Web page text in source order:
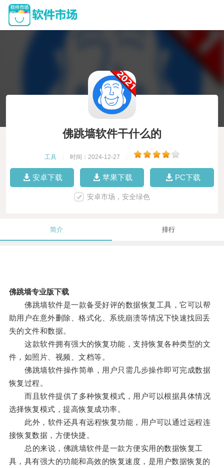
佛跳墙软件干什么的
工具 时间：2024-12-27
安卓下载 苹果下载 PC下载
安卓市场，安全绿色
简介 排行
佛跳墙专业版下载
佛跳墙软件是一款备受好评的数据恢复工具，它可以帮
助用户在意外删除、格式化、系统崩溃等情况下快速找回丢
失的文件和数据。
这款软件拥有强大的恢复功能，支持恢复各种类型的文
件，如照片、视频、文档等。
佛跳墙软件操作简单，用户只需几步操作即可完成数据
恢复过程。
而且软件提供了多种恢复模式，用户可以根据具体情况
选择恢复模式，提高恢复成功率。
此外，软件还具有远程恢复功能，用户可以通过远程连
接恢复数据，方便快捷。
总的来说，佛跳墙软件是一款方便实用的数据恢复工
具，具有强大的功能和高效的恢复速度，是用户数据恢复的